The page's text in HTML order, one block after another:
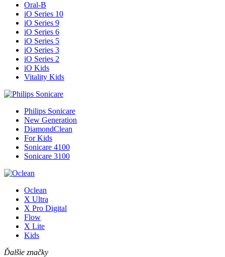
Oral-B
iO Series 10
iO Series 9
iO Series 6
iO Series 5
iO Series 3
iO Series 2
iO Kids
Vitality Kids
Philips Sonicare
New Generation
DiamondClean
For Kids
Sonicare 4100
Sonicare 3100
Oclean
X Ultra
X Pro Digital
Flow
X Lite
Kids
Ďalšie značky